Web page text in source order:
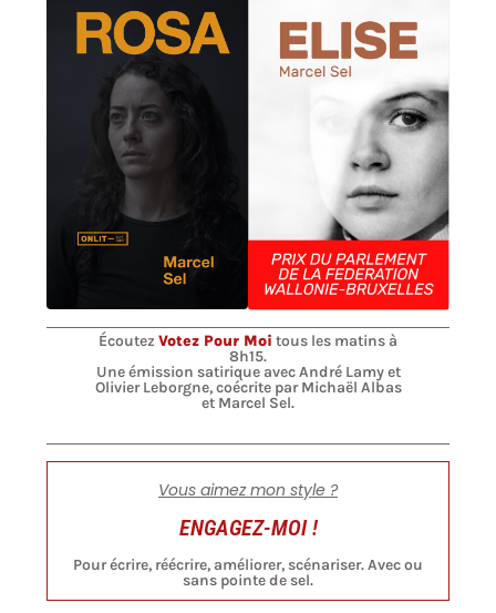
Écoutez Votez Pour Moi tous les matins à
8h15.
Une émission satirique avec André Lamy et
Olivier Leborgne, coécrite par Michaël Albas
et Marcel Sel.
Vous aimez mon style ?
ENGAGEZ-MOI !
Pour écrire, réécrire, améliorer, scénariser. Avec ou
sans pointe de sel.